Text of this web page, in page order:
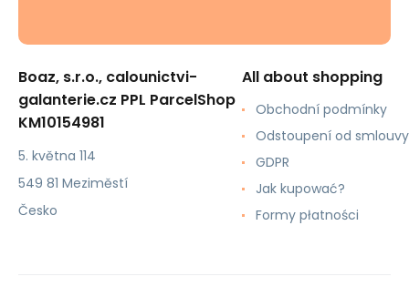
Boaz, s.r.o., calounictvi-
galanterie.cz PPL ParcelShop
KM10154981
5. května 114
549 81 Meziměstí
Česko
All about shopping
Obchodní podmínky
Odstoupení od smlouvy
GDPR
Jak kupować?
Formy płatności